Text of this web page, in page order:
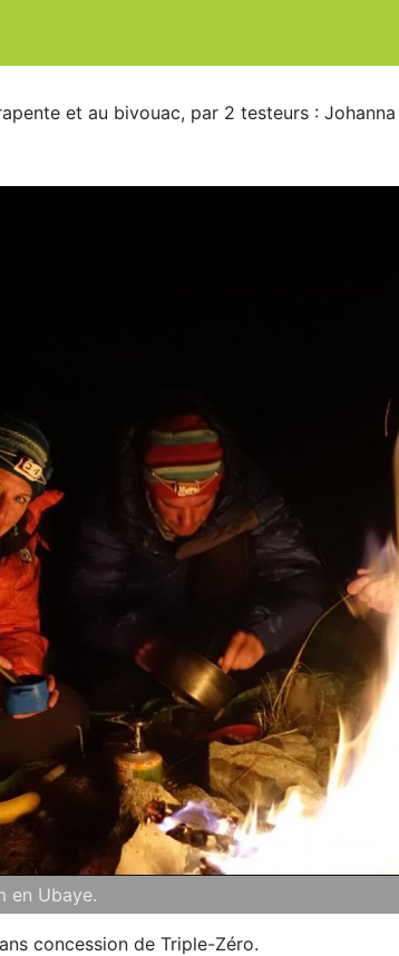
et au bivouac, par 2 testeurs :
en Ubaye.
concession de Triple-Zéro.